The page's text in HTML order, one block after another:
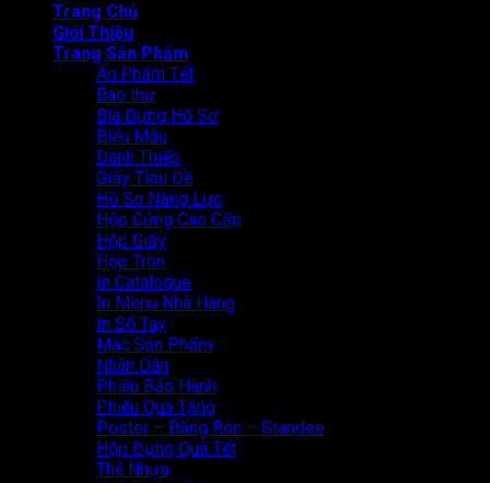
Trang Chủ
Giới Thiệu
Trang Sản Phẩm
Ấn Phẩm Tết
Bao thư
Bìa Đựng Hồ Sơ
Biểu Mẫu
Danh Thiếp
Giấy Tiêu Đề
Hồ Sơ Năng Lực
Hộp Cứng Cao Cấp
Hộp Giấy
Hộp Tròn
In Catalogue
In Menu Nhà Hàng
In Sổ Tay
Mác Sản Phẩm
Nhãn Dán
Phiếu Bảo Hành
Phiếu Quà Tặng
Poster – Băng Rôn – Standee
Hộp Đựng Quà Tết
Thẻ Nhựa